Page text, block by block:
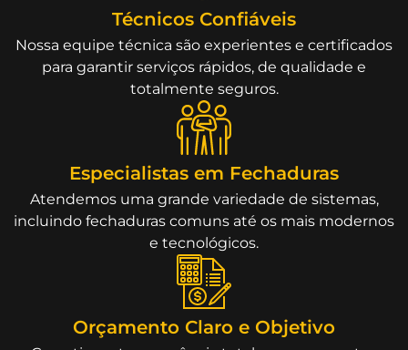
Técnicos Confiáveis
Nossa equipe técnica são experientes e certificados
para garantir serviços rápidos, de qualidade e
totalmente seguros.
Especialistas em Fechaduras
Atendemos uma grande variedade de sistemas,
incluindo fechaduras comuns até os mais modernos
e tecnológicos.
Orçamento Claro e Objetivo